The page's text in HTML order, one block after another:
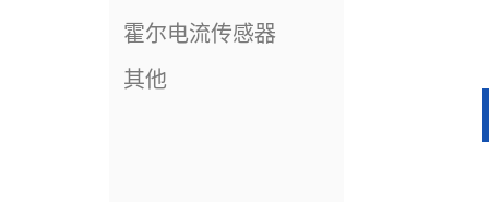
霍尔电流传感器
其他